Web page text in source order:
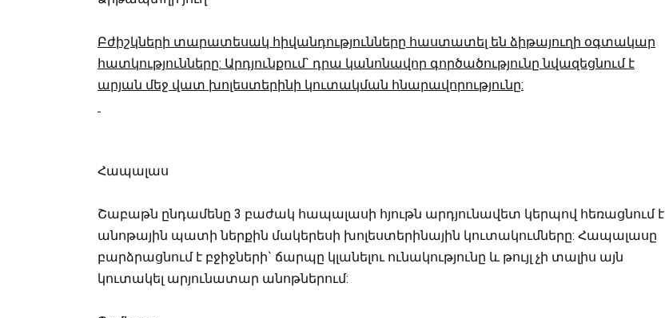
Բժիշկների տարատեսակ հիվանդությունները հաստատել են ձիթայուղի օգտակար
հատկությունները: Արդյունքում` դրա կանոնավոր գործածությունը նվազեցնում է
արյան մեջ վատ խոլեստերինի կուտակման հնարավորությունը:
Հապալաս
Շաբաթն ընդամենը 3 բաժակ հապալասի հյութն արդյունավետ կերպով հեռացնում է
անոթային պատի ներքին մակերեսի խոլեստերինային կուտակումները: Հապալասը
բարձրացնում է բջիջների` ճարպը կլանելու ունակությունը և թույլ չի տալիս այն
կուտակել արյունատար անոթներում: